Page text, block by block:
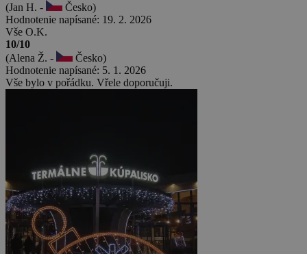
(Jan H. -
Česko)
Hodnotenie napísané: 19. 2. 2026
Vše O.K.
10/10
(Alena Ž. -
Česko)
Hodnotenie napísané: 5. 1. 2026
Vše bylo v pořádku. Vřele doporučuji.